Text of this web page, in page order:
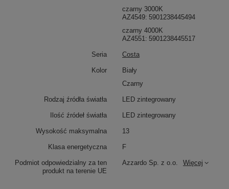
Podmiot odpowiedzialny za ten
produkt na terenie UE
Azzardo Sp. z o.o. Więcej
czarny 3000K
AZ4549 5901238445494
czarny 4000K
AZ4551 5901238445517
Seria Costa
Kolor
Biały
Czarny
Rodzaj źródła światła LED zintegrowany
Ilość źródeł światła LED zintegrowany
Wysokość maksymalna 13
Klasa energetyczna F